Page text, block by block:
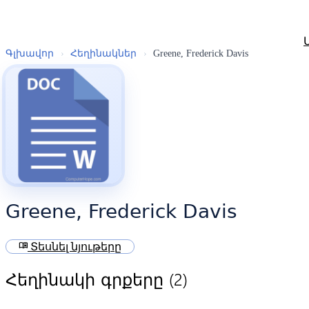
Գլխավոր › Հեղինակներ › Greene, Frederick Davis
Greene, Frederick Davis
menu_book Տեսնել նյութերը
Հեղինակի գրքերը (2)